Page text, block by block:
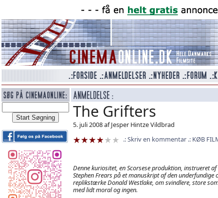
The Grifters
5. juli 2008 af Jesper Hintze Vildbrad
Skriv en kommentar
KØB
Denne kuriositet, en Scorsese produktion, instrueret af
Stephen Frears på et manuskript af den underfundige
replikstærke Donald Westlake, om svindlere, store
med lidt moral og ingen.